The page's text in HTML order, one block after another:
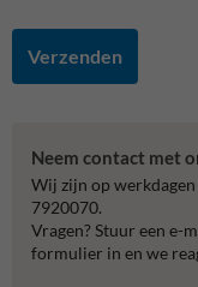
Verzenden
Neem contact met
Wij zijn op
7920070.
Vragen? Stuur een e-
formulier in en we